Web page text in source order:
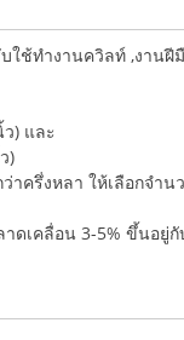
ใช้ทำงานควิลท์ ,งานฝี
) และ
)
ครึ่งหลา ให้เลือกจำ
ดเคลื่อน 3-5% ขึ้นอยู่